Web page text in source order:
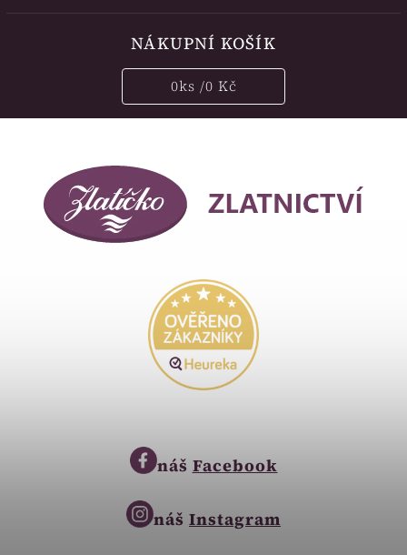
NÁKUPNÍ KOŠÍK
0ks /0 Kč
náš Facebook
náš Instagram